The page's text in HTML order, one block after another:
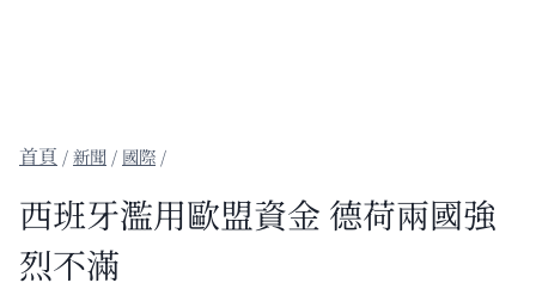
/新聞 / 國際 /
西班牙濫用歐盟資金 德荷兩國強
烈不滿